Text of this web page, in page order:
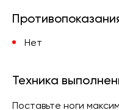
Нет
Техника
Поставьте ноги